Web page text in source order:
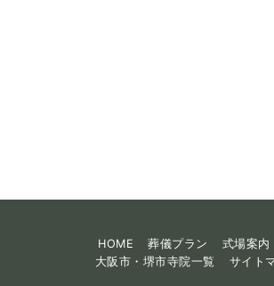
HOME 葬儀プラン 式場案内
大阪市・堺市寺院一覧
サイト